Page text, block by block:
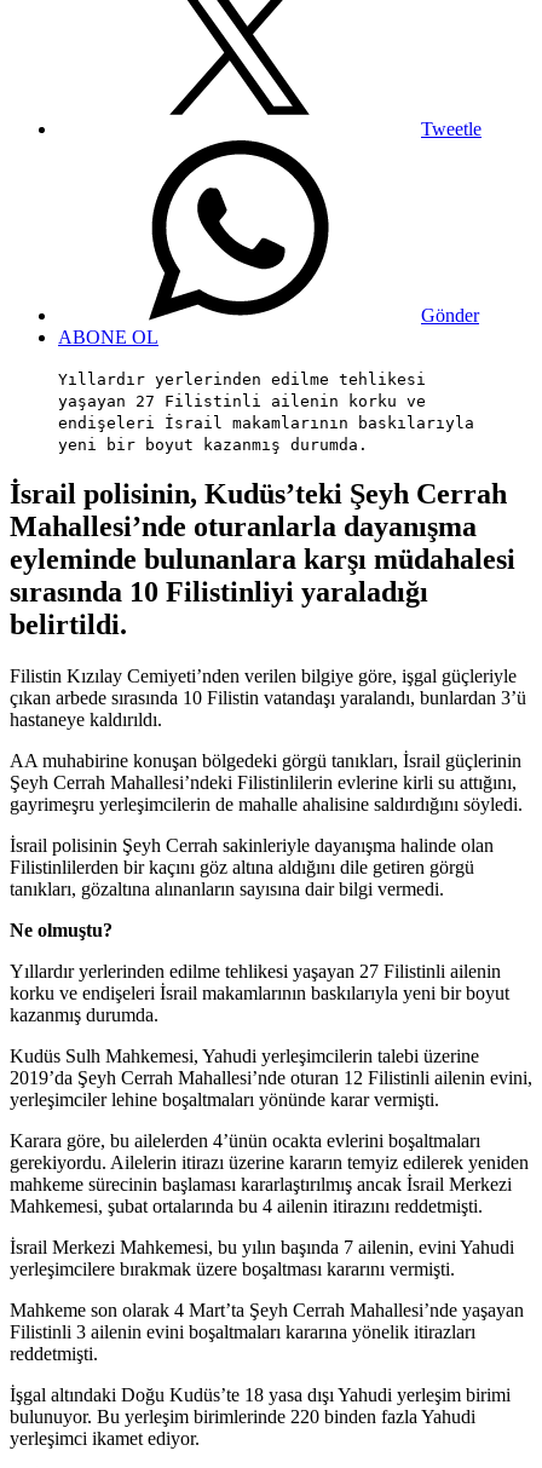
Tweetle
Gönder
ABONE OL
Yıllardır yerlerinden edilme tehlikesi
yaşayan 27 Filistinli ailenin korku ve
endişeleri İsrail makamlarının baskılarıyla
yeni bir boyut kazanmış durumda.
İsrail polisinin, Kudüs’teki Şeyh Cerrah
Mahallesi’nde oturanlarla dayanışma
eyleminde bulunanlara karşı müdahalesi
sırasında 10 Filistinliyi yaraladığı
belirtildi.
Filistin Kızılay Cemiyeti’nden verilen bilgiye göre, işgal güçleriyle
çıkan arbede sırasında 10 Filistin vatandaşı yaralandı, bunlardan 3’ü
hastaneye kaldırıldı.
AA muhabirine konuşan bölgedeki görgü tanıkları, İsrail güçlerinin
Şeyh Cerrah Mahallesi’ndeki Filistinlilerin evlerine kirli su attığını,
gayrimeşru yerleşimcilerin de mahalle ahalisine saldırdığını söyledi.
İsrail polisinin Şeyh Cerrah sakinleriyle dayanışma halinde olan
Filistinlilerden bir kaçını göz altına aldığını dile getiren görgü
tanıkları, gözaltına alınanların sayısına dair bilgi vermedi.
Ne olmuştu?
Yıllardır yerlerinden edilme tehlikesi yaşayan 27 Filistinli ailenin
korku ve endişeleri İsrail makamlarının baskılarıyla yeni bir boyut
kazanmış durumda.
Kudüs Sulh Mahkemesi, Yahudi yerleşimcilerin talebi üzerine
2019’da Şeyh Cerrah Mahallesi’nde oturan 12 Filistinli ailenin evini,
yerleşimciler lehine boşaltmaları yönünde karar vermişti.
Karara göre, bu ailelerden 4’ünün ocakta evlerini boşaltmaları
gerekiyordu. Ailelerin itirazı üzerine kararın temyiz edilerek yeniden
mahkeme sürecinin başlaması kararlaştırılmış ancak İsrail Merkezi
Mahkemesi, şubat ortalarında bu 4 ailenin itirazını reddetmişti.
İsrail Merkezi Mahkemesi, bu yılın başında 7 ailenin, evini Yahudi
yerleşimcilere bırakmak üzere boşaltması kararını vermişti.
Mahkeme son olarak 4 Mart’ta Şeyh Cerrah Mahallesi’nde yaşayan
Filistinli 3 ailenin evini boşaltmaları kararına yönelik itirazları
reddetmişti.
İşgal altındaki Doğu Kudüs’te 18 yasa dışı Yahudi yerleşim birimi
bulunuyor. Bu yerleşim birimlerinde 220 binden fazla Yahudi
yerleşimci ikamet ediyor.